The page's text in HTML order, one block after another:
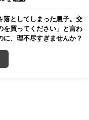
落としてしまった息子。交
を買ってください」と言わ
に、理不尽すぎませんか？